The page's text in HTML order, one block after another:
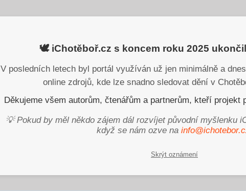
🕊️ iChotěboř.cz s koncem roku 2025
V posledních letech byl portál využíván už jen minimálně a
online zdrojů, kde lze snadno sledovat dění v
Děkujeme všem autorům, čtenářům a partnerům, kteří projekt
💡 Pokud by měl někdo zájem dál rozvíjet původní myšlenku
když se nám ozve na
Skrýt oznámení